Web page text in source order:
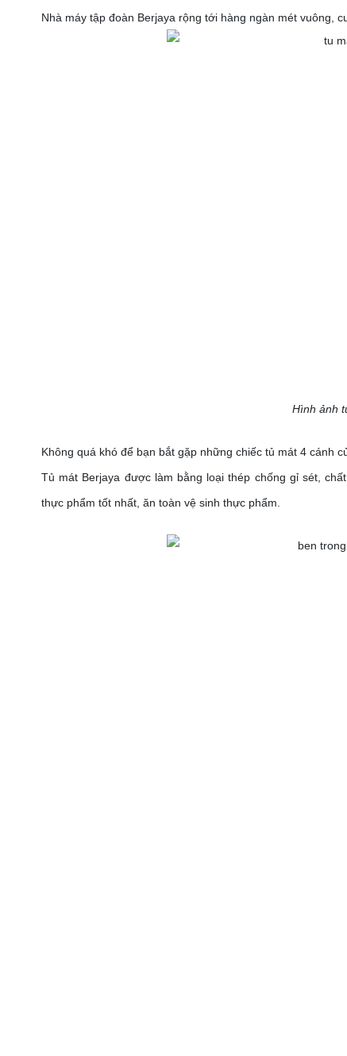
Nhà máy tập đoàn Berjaya rộng tới hàng ngàn mét vuông,
Hình ảnh
Không quá khó để bạn bắt gặp những chiếc tủ mát 4 cánh
Tủ mát Berjaya được làm bằng loại thép chống gỉ sét,
thực phẩm tốt nhất, ăn toàn vệ sinh thực phẩm.